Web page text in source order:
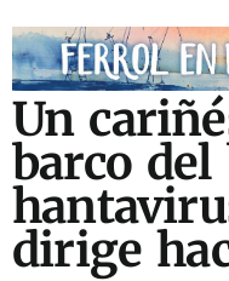
Un
barco del
dirige